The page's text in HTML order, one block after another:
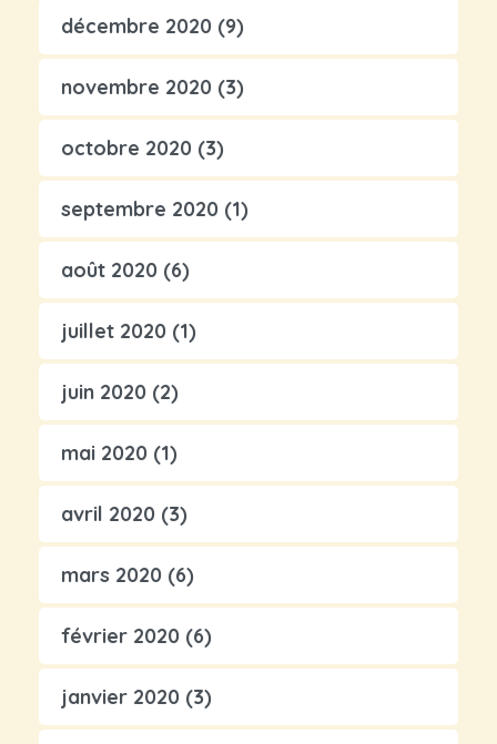
décembre 2020 (9)
novembre 2020 (3)
octobre 2020 (3)
septembre 2020 (1)
août 2020 (6)
juillet 2020 (1)
juin 2020 (2)
mai 2020 (1)
avril 2020 (3)
mars 2020 (6)
février 2020 (6)
janvier 2020 (3)